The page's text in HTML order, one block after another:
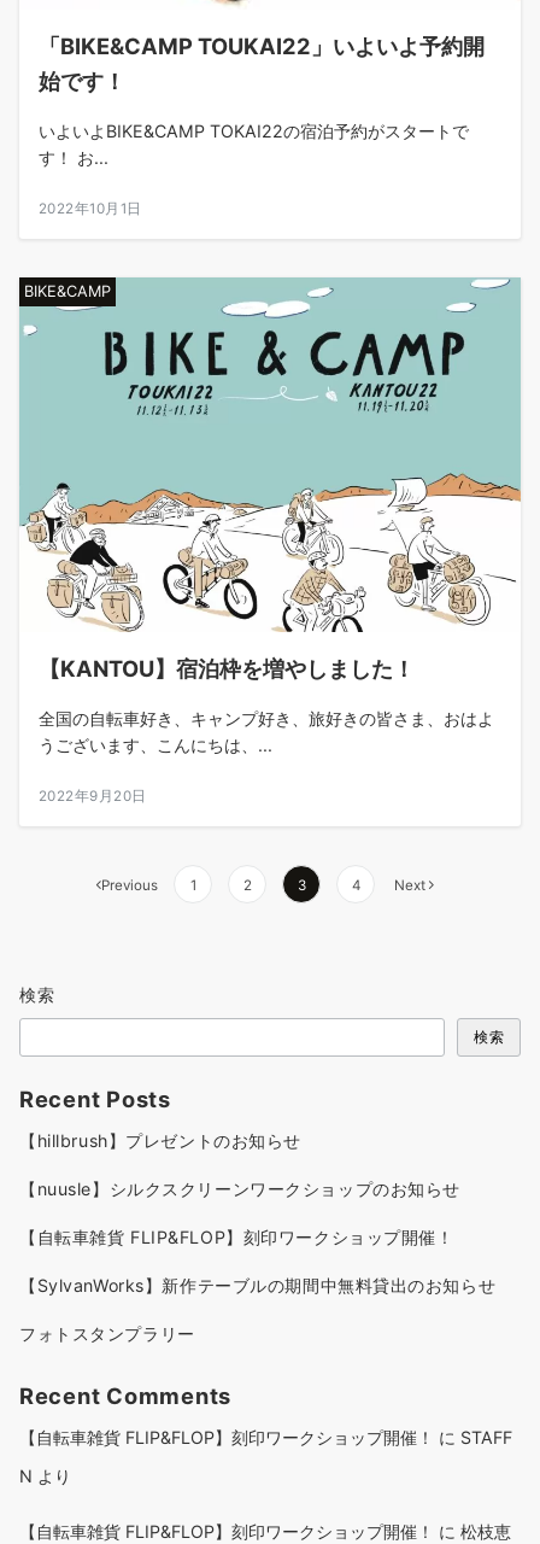
「BIKE&CAMP TOUKAI22」いよいよ予約開
始です！
いよいよBIKE&CAMP TOKAI22の宿泊予約がスタートで
す！ お...
2022年10月1日
BIKE&CAMP
【KANTOU】宿泊枠を増やしました！
全国の自転車好き、キャンプ好き、旅好きの皆さま、おはよ
うございます、こんにちは、...
2022年9月20日
Previous 1 2 3 4 Next
検索
検索
Recent Posts
【hillbrush】プレゼントのお知らせ
【nuusle】シルクスクリーンワークショップのお知らせ
【自転車雑貨 FLIP&FLOP】刻印ワークショップ開催！
【SylvanWorks】新作テーブルの期間中無料貸出のお知らせ
フォトスタンプラリー
Recent Comments
【自転車雑貨 FLIP&FLOP】刻印ワークショップ開催！ に STAFF
N より
【自転車雑貨 FLIP&FLOP】刻印ワークショップ開催！ に 松枝恵